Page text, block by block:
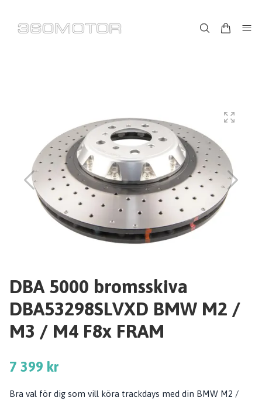
DBA 5000 bromsskiva
DBA53298SLVXD BMW M2 /
M3 / M4 F8x FRAM
7 399 kr
Bra val för dig som vill köra trackdays med din BMW M2 /